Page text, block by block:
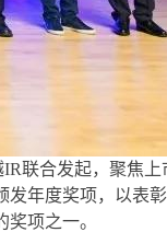
IR联合发起，聚焦
年度奖项，以表
项之一。